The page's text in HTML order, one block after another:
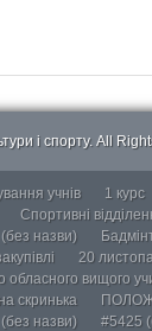
і спорту. All
учнів
1 курс
Спортивні
назви)
20
обласного
скринька
назви) #5425